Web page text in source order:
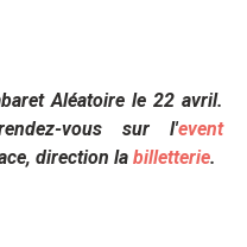
Aléatoire le 22 avril.
vous sur l'event
direction la billetterie.